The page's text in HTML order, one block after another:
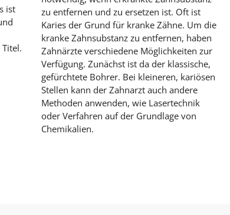
ist
zu entfernen und zu ersetzen ist. Oft ist
Karies der Grund für kranke Zähne. Um die
kranke Zahnsubstanz zu entfernen, haben
Zahnärzte verschiedene Möglichkeiten zur
Verfügung. Zunächst ist da der klassische,
gefürchtete Bohrer. Bei kleineren, kariösen
Stellen kann der Zahnarzt auch andere
Methoden anwenden, wie Lasertechnik
oder Verfahren auf der Grundlage von
Chemikalien.